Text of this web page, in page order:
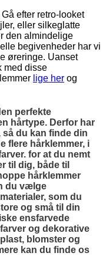
efter retro-looket
eller silkeglatte
den almindelige
begivenheder har vi
øreringe. Uanset
med disse
lige her og
perfekte
hårtype. Derfor har
du kan finde din
flere hårklemmer, i
for at du nemt
til dig, både til
hårklemmer
du vælge
som du
og små til din
ensfarvede
og dekorative
blomster og
kan du finde os